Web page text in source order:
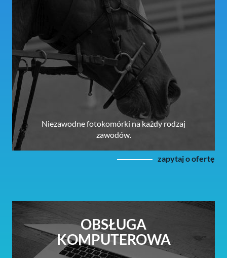
Niezawodne fotokomórki na każdy rodzaj
zawodów.
zapytaj o ofertę
OBSŁUGA
KOMPUTEROWA